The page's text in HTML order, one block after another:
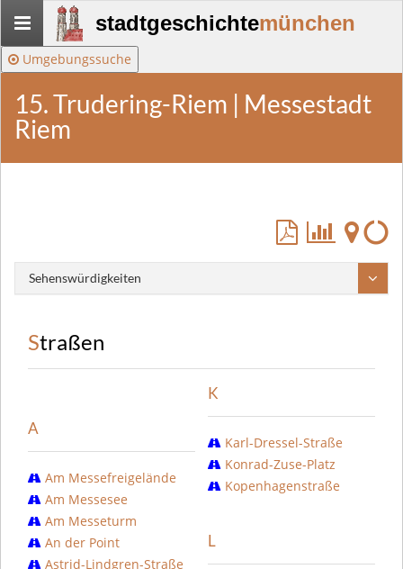
Stadtgeschichte-
München
stadtgeschichtemünchen
Umgebungssuche
15. Trudering-Riem | Messestadt
Riem
Sehenswürdigkeiten
Straßen
A
Am Messefreigelände
Am Messesee
Am Messeturm
An der Point
Astrid-Lindgren-Straße
K
Karl-Dressel-Straße
Konrad-Zuse-Platz
Kopenhagenstraße
L